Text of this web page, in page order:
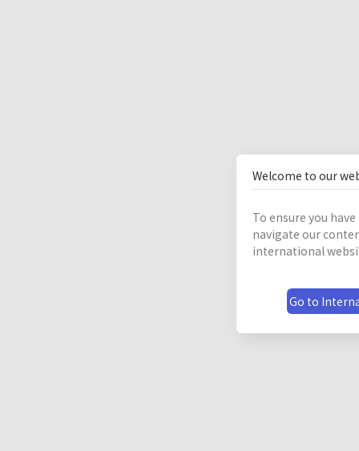
Welcome to our
To ensure you
navigate our
international
Go to